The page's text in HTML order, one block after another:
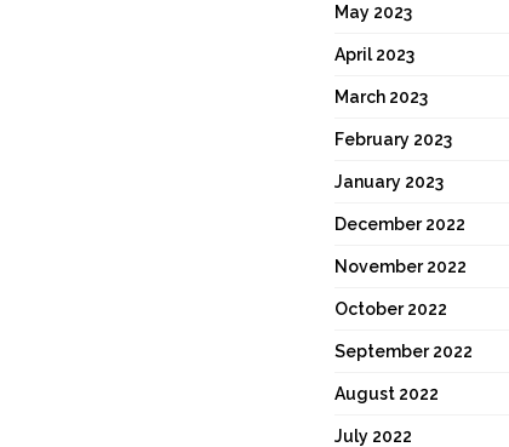
May 2023
April 2023
March 2023
February 2023
January 2023
December 2022
November 2022
October 2022
September 2022
August 2022
July 2022